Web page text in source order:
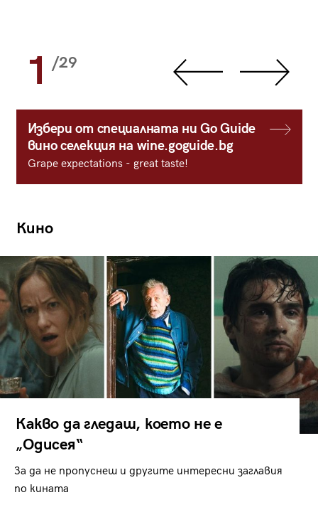
1 /29
Избери от специалната ни Go Guide
вино селекция на wine.goguide.bg
Grape expectations - great taste!
Кино
Какво да гледаш, което не е
„Одисея“
За да не пропуснеш и другите интересни заглавия
по кината